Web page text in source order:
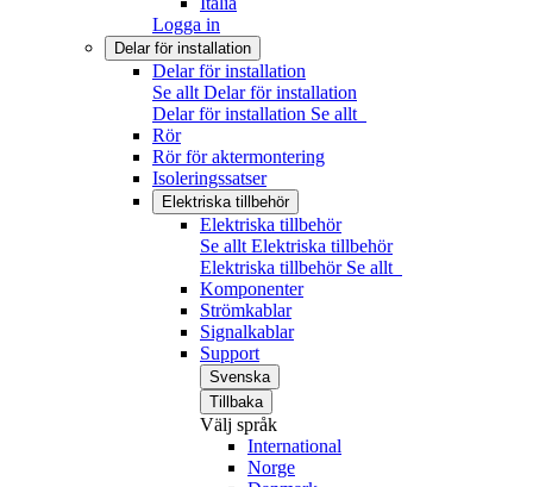
Logga in
Delar för installation
Delar för installation
Se allt Delar för installation
Delar för installation Se allt
Rör
Rör för aktermontering
Isoleringssatser
Elektriska tillbehör
Elektriska tillbehör
Se allt Elektriska tillbehör
Elektriska tillbehör Se allt
Komponenter
Strömkablar
Signalkablar
Support
Svenska
Tillbaka
Välj språk
International
Norge